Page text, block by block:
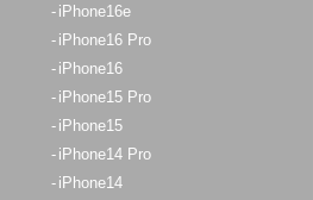
iPhone16e
iPhone16 Pro
iPhone16
iPhone15 Pro
iPhone15
iPhone14 Pro
iPhone14